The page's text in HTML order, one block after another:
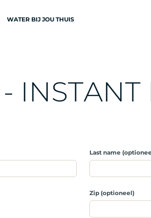
WATER BIJ JOU THUIS
- INSTANT
Last name
Zip (optioneel)